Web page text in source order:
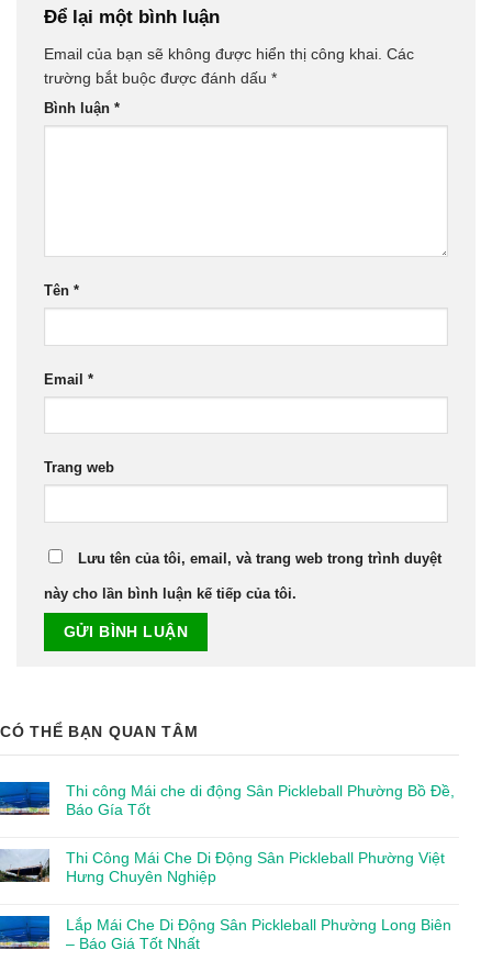
CÓ THỂ BẠN QUAN TÂM
Thi công Mái che di động Sân Pickleball Phường Bồ Đề,
Báo Gía Tốt
Thi Công Mái Che Di Động Sân Pickleball Phường Việt
Hưng Chuyên Nghiệp
Lắp Mái Che Di Động Sân Pickleball Phường Long Biên
– Báo Giá Tốt Nhất
Để lại một bình luận
Email của bạn sẽ không được hiển thị công khai. Các
trường bắt buộc được đánh dấu *
Bình luận *
Tên *
Email *
Trang web
Lưu tên của tôi, email, và trang web trong trình duyệt
này cho lần bình luận kế tiếp của tôi.